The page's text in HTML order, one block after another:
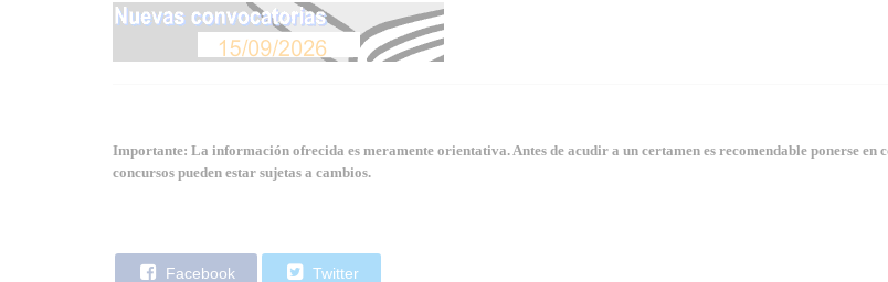
Importante: La información ofrecida es meramente orientativa. Antes de acudir a un certamen es recomendable ponerse en
concursos pueden estar sujetas a cambios.
Facebook Twitter